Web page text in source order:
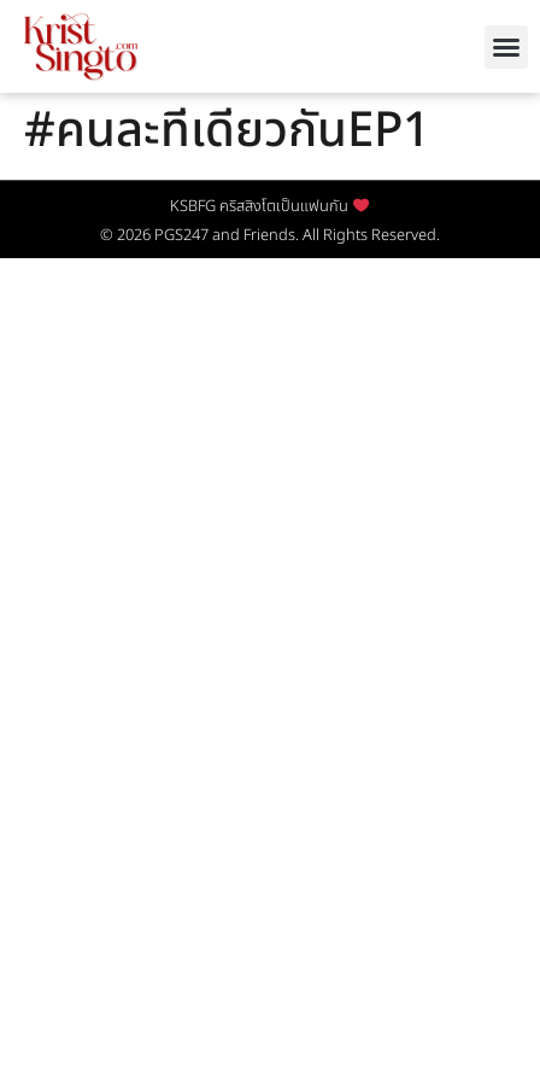
#คนละทีเดียวกันEP1
KSBFG คริสสิงโตเป็นแฟนกัน
© 2026 PGS247and Friends. All Rights Reserved.